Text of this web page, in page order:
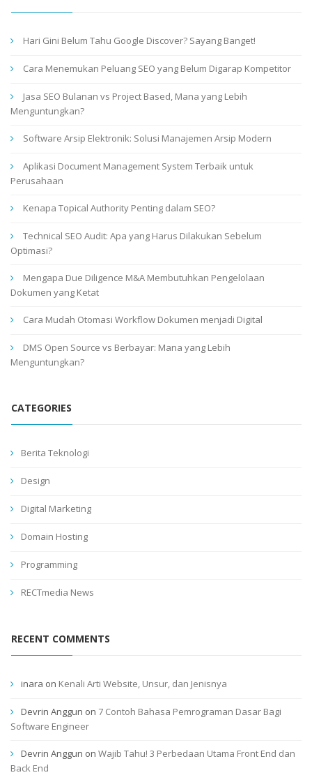
Hari Gini Belum Tahu Google Discover? Sayang Banget!
Cara Menemukan Peluang SEO yang Belum Digarap Kompetitor
Jasa SEO Bulanan vs Project Based, Mana yang Lebih
Menguntungkan?
Software Arsip Elektronik: Solusi Manajemen Arsip Modern
Aplikasi Document Management System Terbaik untuk
Perusahaan
Kenapa Topical Authority Penting dalam SEO?
Technical SEO Audit: Apa yang Harus Dilakukan Sebelum
Optimasi?
Mengapa Due Diligence M&A Membutuhkan Pengelolaan
Dokumen yang Ketat
Cara Mudah Otomasi Workflow Dokumen menjadi Digital
DMS Open Source vs Berbayar: Mana yang Lebih
Menguntungkan?
CATEGORIES
Berita Teknologi
Design
Digital Marketing
Domain Hosting
Programming
RECTmedia News
RECENT COMMENTS
inara on Kenali Arti Website, Unsur, dan Jenisnya
Devrin Anggun on 7 Contoh Bahasa Pemrograman Dasar Bagi
Software Engineer
Devrin Anggun on Wajib Tahu! 3 Perbedaan Utama Front End dan
Back End